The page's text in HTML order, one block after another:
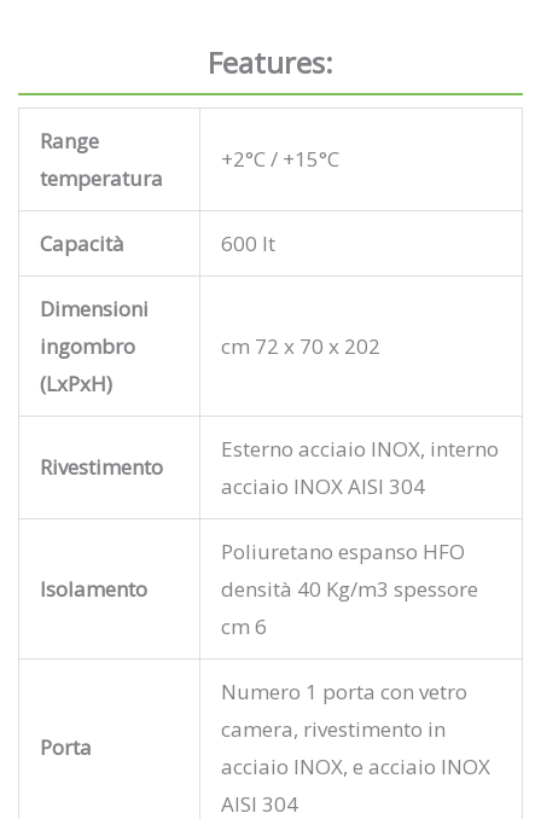
Features:
Range
temperatura
+2°C / +15°C
Capacità 600 lt
Dimensioni
ingombro
(LxPxH)
cm 72 x 70 x 202
Rivestimento
Esterno acciaio INOX, interno
acciaio INOX AISI 304
Isolamento
Poliuretano espanso HFO
densità 40 Kg/m3 spessore
cm 6
Porta
Numero 1 porta con vetro
camera, rivestimento in
acciaio INOX, e acciaio INOX
AISI 304